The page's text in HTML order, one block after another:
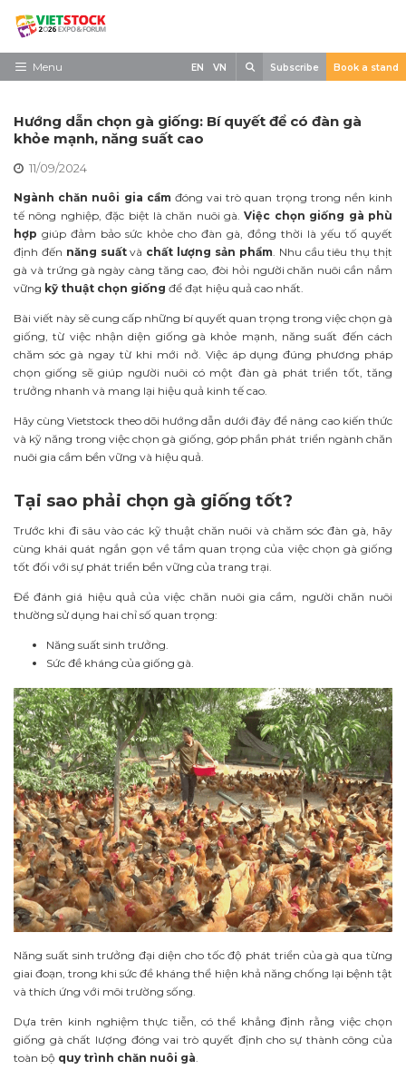
Skip
contentMenu
Về triển lãm
Trưng Bày
Tham Quan
Tin tức
Liên Hệ
EN VN Subscribe Book a stand
Hướng dẫn chọn gà giống: Bí quyết để có đàn gà
khỏe mạnh, năng suất cao
11/09/2024
Ngành chăn nuôi gia cầm đóng vai trò quan trọng trong nền kinh
tế nông nghiệp, đặc biệt là chăn nuôi gà.Việc chọn giống gà phù
hợp giúp đảm bảo sức khỏe cho đàn gà, đồng thời là yếu tố quyết
định đến năng suấtvà chất lượng sản phẩm. Nhu cầu tiêu thụ thịt
gà và trứng gà ngày càng tăng cao, đòi hỏi người chăn nuôi cần nắm
vững kỹ thuật chọn giống để đạt hiệu quả cao nhất.
Bài viết này sẽ cung cấp những bí quyết quan trọng trong việc chọn gà
giống, từ việc nhận diện giống gà khỏe mạnh, năng suất đến cách
chăm sóc gà ngay từ khi mới nở. Việc áp dụng đúng phương pháp
chọn giống sẽ giúp người nuôi có một đàn gà phát triển tốt, tăng
trưởng nhanh và mang lại hiệu quả kinh tế cao.
Hãy cùng Vietstock theo dõi hướng dẫn dưới đây để nâng cao kiến thức
và kỹ năng trong việc chọn gà giống, góp phần phát triển ngành chăn
nuôi gia cầm bền vững và hiệu quả.
Tại sao phải chọn gà giống tốt?
Trước khi đi sâu vào các kỹ thuật chăn nuôi và chăm sóc đàn gà, hãy
cùng khái quát ngắn gọn về tầm quan trọng của việc chọn gà giống
tốt đối với sự phát triển bền vững của trang trại.
Để đánh giá hiệu quả của việc chăn nuôi gia cầm, người chăn nuôi
thường sử dụng hai chỉ số quan trọng:
Năng suất sinh trưởng.
Sức đề kháng của giống gà.
Năng suất sinh trưởng đại diện cho tốc độ phát triển của gà qua từng
giai đoạn, trong khi sức đề kháng thể hiện khả năng chống lại bệnh tật
và thích ứng với môi trường sống.
Dựa trên kinh nghiệm thực tiễn, có thể khẳng định rằng việc chọn
giống gà chất lượng đóng vai trò quyết định cho sự thành công của
toàn bộ quy trình chăn nuôi gà